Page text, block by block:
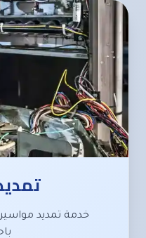
خدمة تمديد